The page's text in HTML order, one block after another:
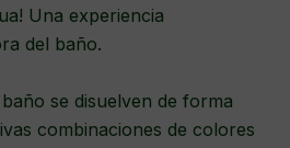
Una experiencia
del baño.
se disuelven de forma
combinaciones de colores